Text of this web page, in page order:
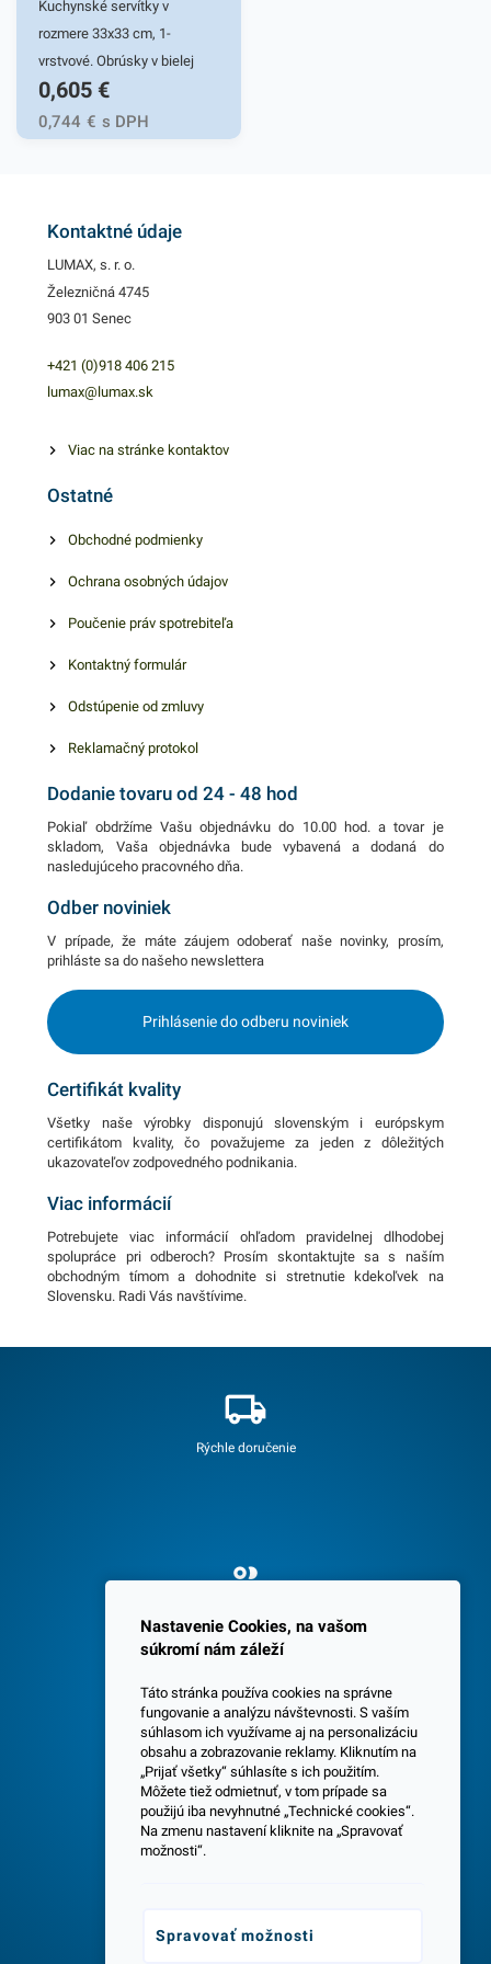
Kuchynské servítky v
rozmere 33x33 cm, 1-
vrstvové. Obrúsky v bielej
farbe v balení 100ks.
Používajú sa v reštauráciách,
v domácnostiach a pod.
kvalitnú službu užívateľovi a
servírovaní jedál. Farba:
0,605 €
0,744 € s DPH
Kontaktné údaje
LUMAX, s. r. o.
Železničná 4745
903 01 Senec
+421 (0)918 406 215
lumax@lumax.sk
Viac na stránke kontaktov
Ostatné
Obchodné podmienky
Ochrana osobných údajov
Poučenie práv spotrebiteľa
Kontaktný formulár
Odstúpenie od zmluvy
Reklamačný protokol
Dodanie tovaru od 24 - 48 hod
Pokiaľ obdržíme Vašu objednávku do 10.00 hod. a tovar je
skladom, Vaša objednávka bude vybavená a dodaná do
nasledujúceho pracovného dňa.
Odber noviniek
V prípade, že máte záujem odoberať naše novinky, prosím,
prihláste sa do našeho newslettera
Prihlásenie do odberu noviniek
Certifikát kvality
Všetky naše výrobky disponujú slovenským i európskym
certifikátom kvality, čo považujeme za jeden z dôležitých
ukazovateľov zodpovedného podnikania.
Viac informácií
Potrebujete viac informácií ohľadom pravidelnej dlhodobej
spolupráce pri odberoch? Prosím skontaktujte sa s naším
obchodným tímom a dohodnite si stretnutie kdekoľvek na
Slovensku. Radi Vás navštívime.
Rýchle doručenie
Spokojných 3600 zákazníkov
Centrála a predajňa v Senci
Nastavenie Cookies, na vašom
súkromí nám záleží
Táto stránka používa cookies na správne
fungovanie a analýzu návštevnosti. S vaším
súhlasom ich využívame aj na personalizáciu
obsahu a zobrazovanie reklamy. Kliknutím na
„Prijať všetky“ súhlasíte s ich použitím.
Môžete tiež odmietnuť, v tom prípade sa
použijú iba nevyhnutné „Technické cookies“.
Na zmenu nastavení kliknite na „Spravovať
možnosti“.
Spravovať možnosti